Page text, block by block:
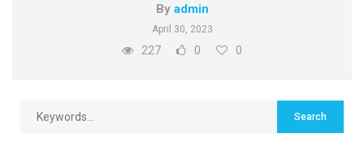
By admin
April 30, 2023
227 0 0